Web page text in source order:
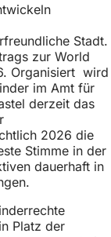
Stadt.
zur World
Organisiert wird
im Amt für
derzeit das
2026 die
Stimme in der
dauerhaft in
Platz der